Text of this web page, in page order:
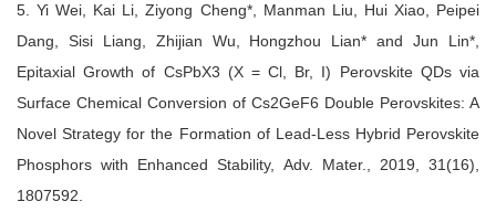
5. Yi Wei, Kai Li, Ziyong Cheng*, Manman Liu, Hui Xiao, Peipei
Dang, Sisi Liang, Zhijian Wu, Hongzhou Lian* and Jun Lin*,
Epitaxial Growth of CsPbX3 (X = Cl, Br, I) Perovskite QDs via
Surface Chemical Conversion of Cs2GeF6 Double Perovskites: A
Novel Strategy for the Formation of Lead-Less Hybrid Perovskite
Phosphors with Enhanced Stability, Adv. Mater., 2019, 31(16),
1807592.